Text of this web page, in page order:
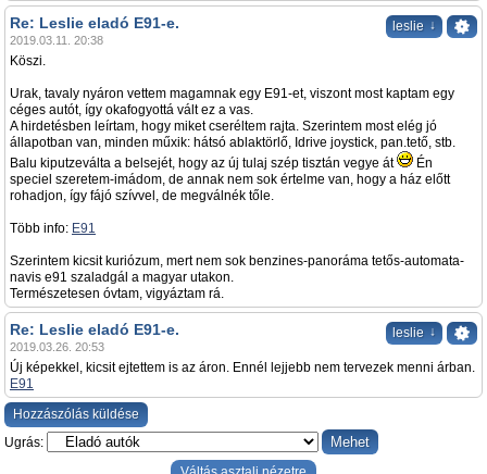
leslie ↓
Re: Leslie eladó E91-e.
2019.03.11. 20:38
Köszi.
Urak, tavaly nyáron vettem magamnak egy E91-et, viszont most kaptam egy
céges autót, így okafogyottá vált ez a vas.
A hirdetésben leírtam, hogy miket cseréltem rajta. Szerintem most elég jó
állapotban van, minden műxik: hátsó ablaktörlő, Idrive joystick, pan.tető, stb.
Balu kiputzeválta a belsejét, hogy az új tulaj szép tisztán vegye át
Én
speciel szeretem-imádom, de annak nem sok értelme van, hogy a ház előtt
rohadjon, így fájó szívvel, de megválnék tőle.
Több info: E91
Szerintem kicsit kuriózum, mert nem sok benzines-panoráma tetős-automata-
navis e91 szaladgál a magyar utakon.
Természetesen óvtam, vigyáztam rá.
leslie ↓
Re: Leslie eladó E91-e.
2019.03.26. 20:53
Új képekkel, kicsit ejtettem is az áron. Ennél lejjebb nem tervezek menni árban.
E91
Hozzászólás küldése
Ugrás: